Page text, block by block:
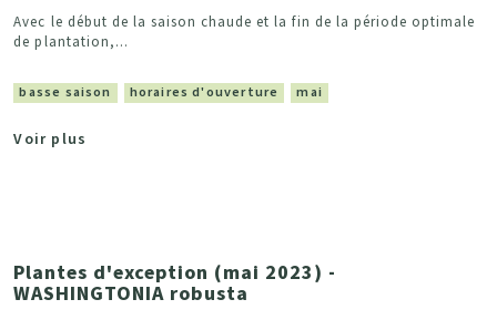
Avec le début de la saison chaude et la fin de la période optimale
de plantation,...
basse saison horaires d'ouverture mai
Voir plus
Plantes d'exception (mai 2023) -
WASHINGTONIA robusta